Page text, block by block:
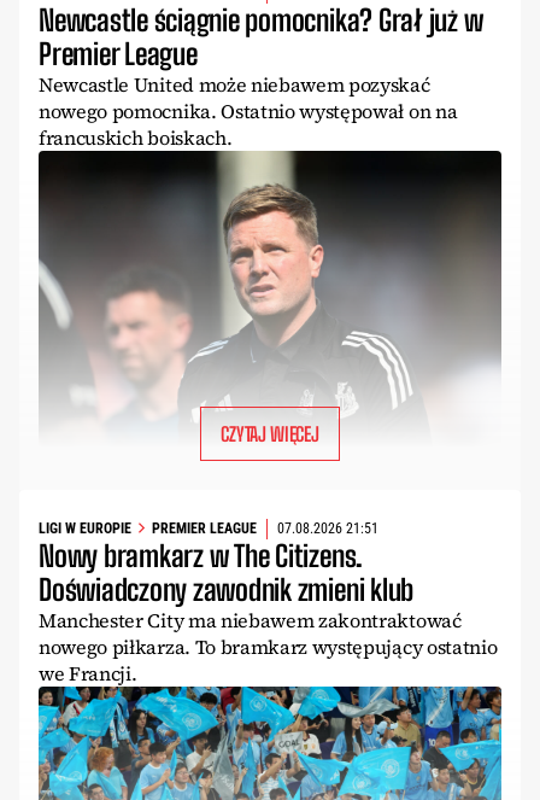
Newcastle ściągnie pomocnika? Grał już w
Premier League
Newcastle United może niebawem pozyskać
nowego pomocnika. Ostatnio występował on na
francuskich boiskach.
CZYTAJ WIĘCEJ
LIGI W EUROPIE PREMIER LEAGUE 07.08.2026 21:51
Nowy bramkarz w The Citizens.
Doświadczony zawodnik zmieni klub
Manchester City ma niebawem zakontraktować
nowego piłkarza. To bramkarz występujący ostatnio
we Francji.